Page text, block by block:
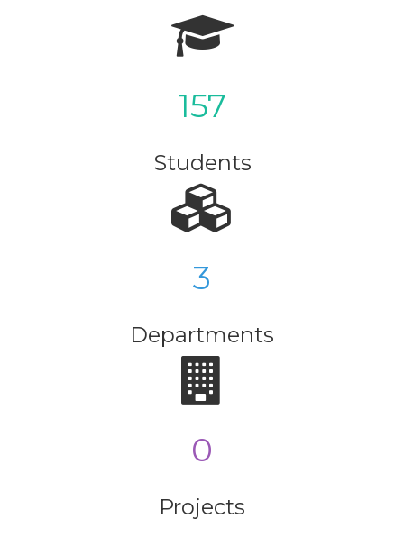
157
Students
3
Departments
0
Projects